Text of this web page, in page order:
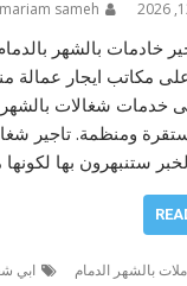
mariam sameh
خادمات بالشهر
على مكاتب ايجار
خدمات شغالات بالشهر
ومنظمة. تاجير
ستنبهرون بها
بالشهر الدمام ابي